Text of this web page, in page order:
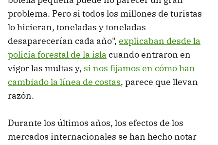
problema. Pero si todos los millones de turistas
lo hicieran, toneladas y toneladas
desaparecerían cada año", explicaban desde la
policía forestal de la isla cuando entraron en
vigor las multas y, si nos fijamos en cómo han
cambiado la línea de costas, parece que llevan
razón.
Durante los últimos años, los efectos de los
mercados internacionales se han hecho notar